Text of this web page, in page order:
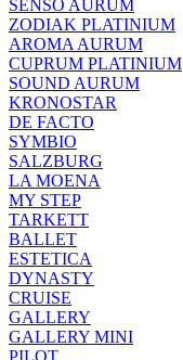
SENSO AURUM
ZODIAK PLATINIUM
AROMA AURUM
CUPRUM PLATINIUM
SOUND AURUM
KRONOSTAR
DE FACTO
SYMBIO
SALZBURG
LA MOENA
MY STEP
TARKETT
BALLET
ESTETICA
DYNASTY
CRUISE
GALLERY
GALLERY MINI
PILOT